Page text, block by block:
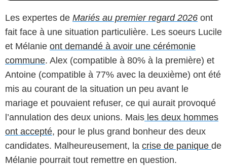
Les expertes de Mariés au premier regard 2026 ont
fait face à une situation particulière. Les soeurs Lucile
et Mélanie ont demandé à avoir une cérémonie
commune. Alex (compatible à 80% à la première) et
Antoine (compatible à 77% avec la deuxième) ont été
mis au courant de la situation un peu avant le
mariage et pouvaient refuser, ce qui aurait provoqué
l’annulation des deux unions. Mais les deux hommes
ont accepté, pour le plus grand bonheur des deux
candidates. Malheureusement, la crise de panique de
Mélanie pourrait tout remettre en question.